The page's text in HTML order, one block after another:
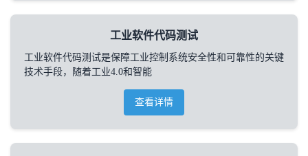
工业软件代码测试
工业软件代码测试是保障工业控制系统安全性和可靠性的关键
技术手段，随着工业4.0和智能
查看详情